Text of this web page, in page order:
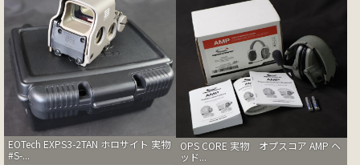
EOTech EXPS3-2TAN ホロサイト 実物
#S-...
OPS CORE 実物 オプスコア AMP ヘ
ッド...